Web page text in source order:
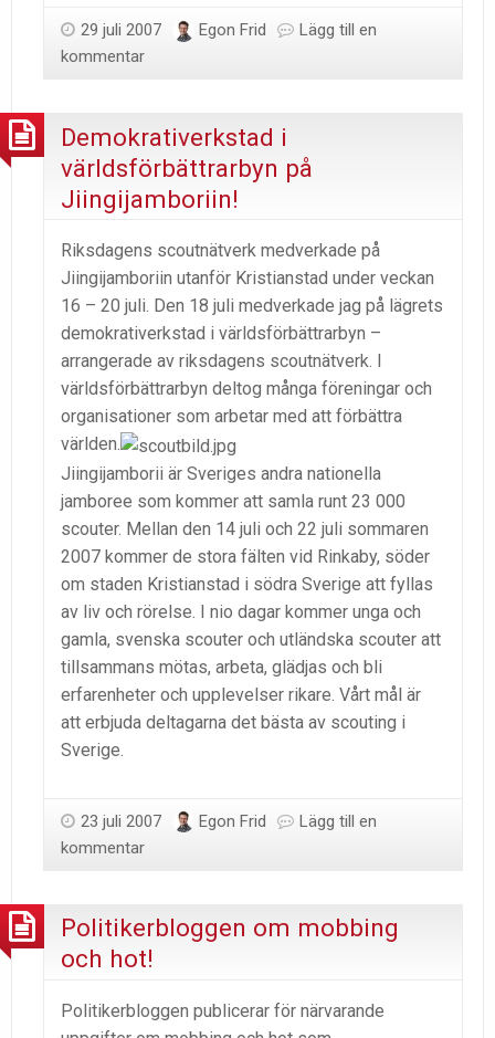
Pride
29 juli 2007 Egon Frid
Lägg till en
kommentar
Demokrativerkstad i
världsförbättrarbyn på
Jiingijamboriin!
Riksdagens scoutnätverk medverkade på
Jiingijamboriin utanför Kristianstad under veckan
16 – 20 juli. Den 18 juli medverkade jag på lägrets
demokrativerkstad i världsförbättrarbyn –
arrangerade av riksdagens scoutnätverk. I
världsförbättrarbyn deltog många föreningar och
organisationer som arbetar med att förbättra
världen.
Jiingijamborii är Sveriges andra nationella
jamboree som kommer att samla runt 23 000
scouter. Mellan den 14 juli och 22 juli sommaren
2007 kommer de stora fälten vid Rinkaby, söder
om staden Kristianstad i södra Sverige att fyllas
av liv och rörelse. I nio dagar kommer unga och
gamla, svenska scouter och utländska scouter att
tillsammans mötas, arbeta, glädjas och bli
erfarenheter och upplevelser rikare. Vårt mål är
att erbjuda deltagarna det bästa av scouting i
Sverige.
23 juli 2007 Egon Frid
Lägg till en
kommentar
Politikerbloggen om mobbing
och hot!
Politikerbloggen publicerar för närvarande